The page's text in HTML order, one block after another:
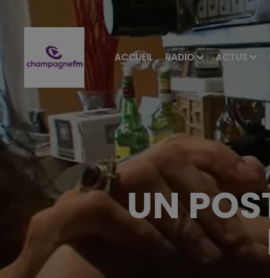
ACCUEIL RADIO ACTUS
UN